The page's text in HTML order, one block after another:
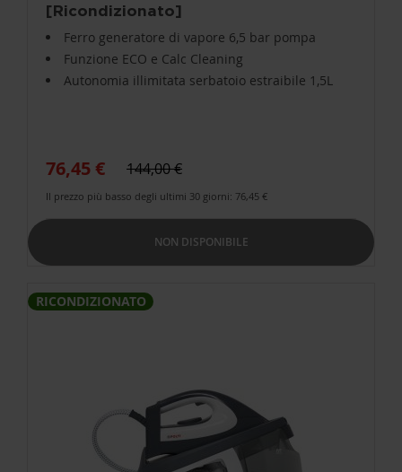
[Ricondizionato]
Ferro generatore di vapore 6,5 bar pompa
Funzione ECO e Calc Cleaning
Autonomia illimitata serbatoio estraibile 1,5L
76,45 € 144,00 €
Il prezzo più basso degli ultimi 30 giorni: 76,45 €
NON DISPONIBILE
RICONDIZIONATO